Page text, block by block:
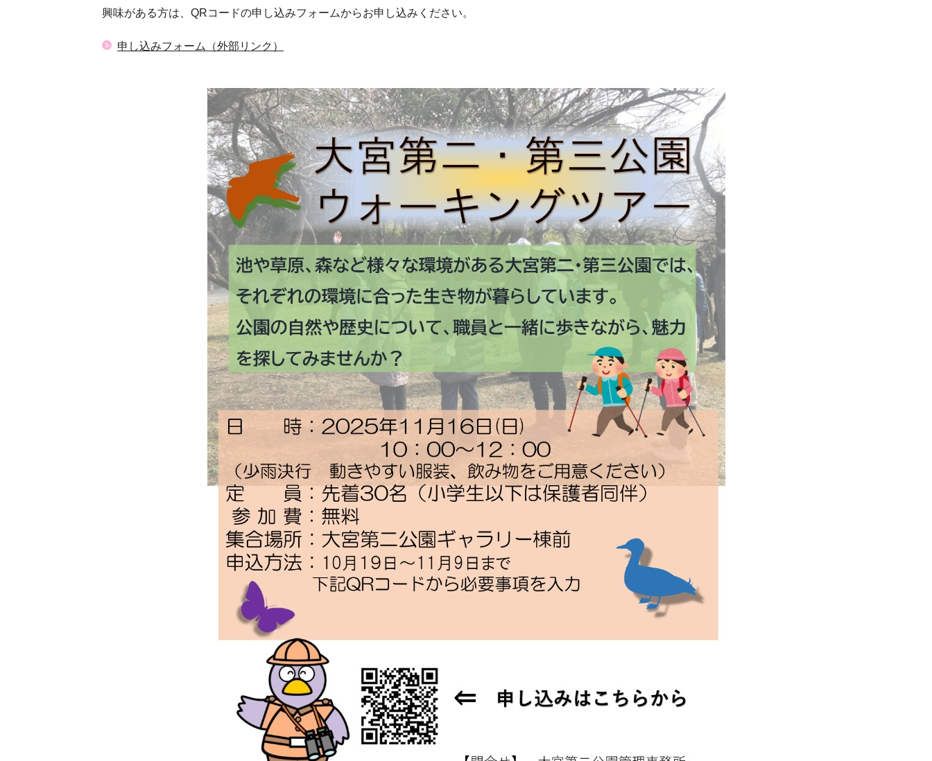
興味がある方は、QRコードの申し込みフォームからお申し込みください。
申し込みフォーム（外部リンク）